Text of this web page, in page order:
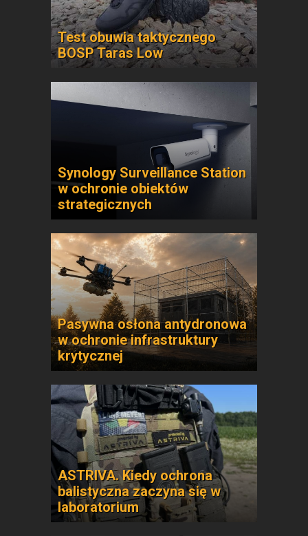
Test obuwia taktycznego
BOSP Taras Low
Synology Surveillance Station
w ochronie obiektów
strategicznych
Pasywna osłona antydronowa
w ochronie infrastruktury
krytycznej
ASTRIVA. Kiedy ochrona
balistyczna zaczyna się w
laboratorium